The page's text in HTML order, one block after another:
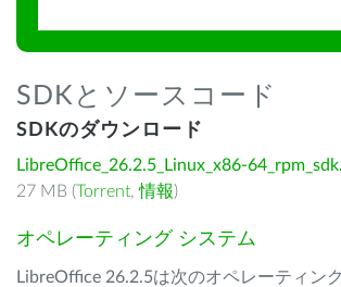
SDKとソースコード
SDKのダウンロード
LibreOffice_26.2.5_Linux_x86-
27 MB (Torrent,情報)
オペレーティング システム
LibreOffice 26.2.5は次のオペレーティン